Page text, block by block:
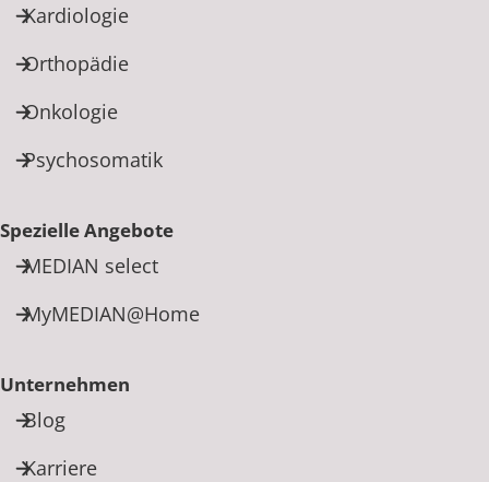
Kardiologie
Orthopädie
Onkologie
Psychosomatik
Spezielle Angebote
MEDIAN select
MyMEDIAN@Home
Unternehmen
Blog
Karriere